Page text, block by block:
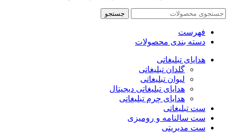
جستجو
فهرست
دسته بندی محصولات
هدایای تبلیغاتی
گلدان تبلیغاتی
لیوان تبلیغاتی
هدایای تبلیغاتی دیجیتال
هدایای چرم تبلیغاتی
ست تبلیغاتی
ست سالنامه و رومیزی
ست مدیریتی